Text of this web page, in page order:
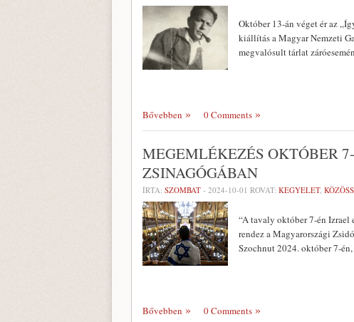
Október 13-án véget ér az
kiállítás a Magyar Nemzeti
megvalósult tárlat
Bővebben 0 Comments
MEGEMLÉKEZÉS OKTÓBER
ZSINAGÓGÁBAN
ÍRTA: SZOMBAT - 2024-10-01 ROVAT: KEGYELET,
“A tavaly október 7-én
rendez a Magyarországi
Szochnut 2024. október 7-
Bővebben 0 Comments